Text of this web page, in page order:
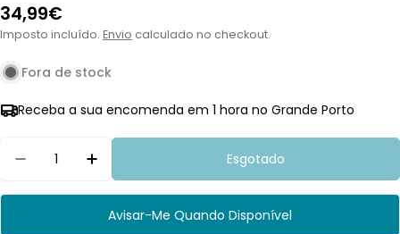
Preço
normal
34,99€
Imposto incluído. Envio calculado no checkout.
Fora de stock
Receba a sua encomenda em 1 hora no Grande Porto
Diminuir Quantidade Para Avent Bomba Lt
Aumentar Quantidade Para Avent
Esgotado
Avisar-Me Quando Disponível